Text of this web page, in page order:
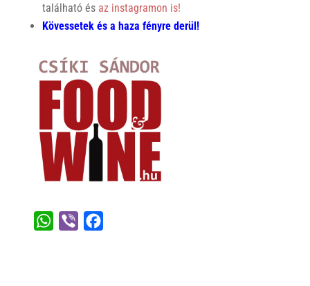
található ésaz instagramon is!
Kövessetek és a haza fényre derül!